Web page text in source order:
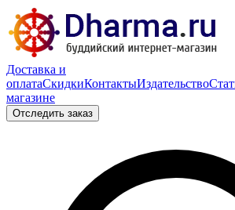
Доставка и
оплатаСкидкиКонтактыИздательство
магазине
Отследить заказ